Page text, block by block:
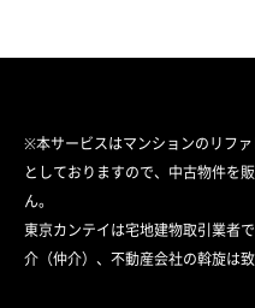
※本サービスはマンションのリフ
としておりますので、中古物件を
ん。
東京カンテイは宅地建物取引業者
介（仲介）、不動産会社の斡旋は